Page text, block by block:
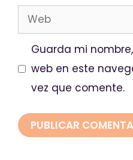
Guarda mi
web en este
vez que comente.